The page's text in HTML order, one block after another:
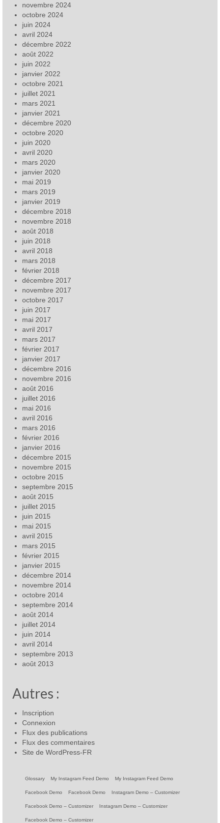
novembre 2024
octobre 2024
juin 2024
avril 2024
décembre 2022
août 2022
juin 2022
janvier 2022
octobre 2021
juillet 2021
mars 2021
janvier 2021
décembre 2020
octobre 2020
juin 2020
avril 2020
mars 2020
janvier 2020
mai 2019
mars 2019
janvier 2019
décembre 2018
novembre 2018
août 2018
juin 2018
avril 2018
mars 2018
février 2018
décembre 2017
novembre 2017
octobre 2017
juin 2017
mai 2017
avril 2017
mars 2017
février 2017
janvier 2017
décembre 2016
novembre 2016
août 2016
juillet 2016
mai 2016
avril 2016
mars 2016
février 2016
janvier 2016
décembre 2015
novembre 2015
octobre 2015
septembre 2015
août 2015
juillet 2015
juin 2015
mai 2015
avril 2015
mars 2015
février 2015
janvier 2015
décembre 2014
novembre 2014
octobre 2014
septembre 2014
août 2014
juillet 2014
juin 2014
avril 2014
septembre 2013
août 2013
Autres :
Inscription
Connexion
Flux des publications
Flux des commentaires
Site de WordPress-FR
Glossary My Instagram Feed Demo My Instagram Feed Demo
Facebook Demo Facebook Demo Instagram Demo – Customizer
Facebook Demo – Customizer Instagram Demo – Customizer
Facebook Demo – Customizer